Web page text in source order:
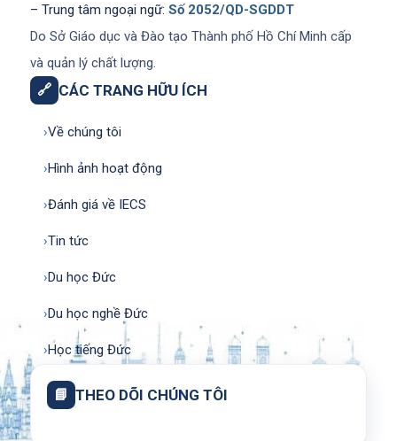
– Trung tâm ngoại ngữ: Số 2052/QD-SGDDT
Do Sở Giáo dục và Đào tạo Thành phố Hồ Chí Minh cấp
và quản lý chất lượng.
🔗 CÁC TRANG HỮU ÍCH
›Về chúng tôi
›Hình ảnh hoạt động
›Đánh giá về IECS
›Tin tức
›Du học Đức
›Du học nghề Đức
›Học tiếng Đức
📘 THEO DÕI CHÚNG TÔI